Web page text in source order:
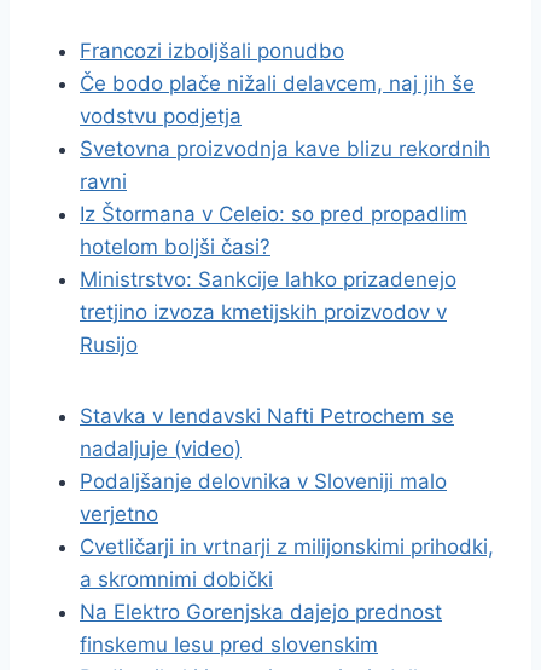
Francozi izboljšali ponudbo
Če bodo plače nižali delavcem, naj jih še
vodstvu podjetja
Svetovna proizvodnja kave blizu rekordnih
ravni
Iz Štormana v Celeio: so pred propadlim
hotelom boljši časi?
Ministrstvo: Sankcije lahko prizadenejo
tretjino izvoza kmetijskih proizvodov v
Rusijo
Stavka v lendavski Nafti Petrochem se
nadaljuje (video)
Podaljšanje delovnika v Sloveniji malo
verjetno
Cvetličarji in vrtnarji z milijonskimi prihodki,
a skromnimi dobički
Na Elektro Gorenjska dajejo prednost
finskemu lesu pred slovenskim